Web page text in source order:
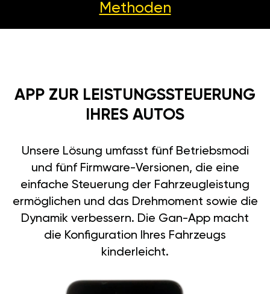
Methoden
APP ZUR LEISTUNGSSTEUERUNG
IHRES AUTOS
Unsere Lösung umfasst fünf Betriebsmodi
und fünf Firmware-Versionen, die eine
einfache Steuerung der Fahrzeugleistung
ermöglichen und das Drehmoment sowie die
Dynamik verbessern. Die Gan-App macht
die Konfiguration Ihres Fahrzeugs
kinderleicht.